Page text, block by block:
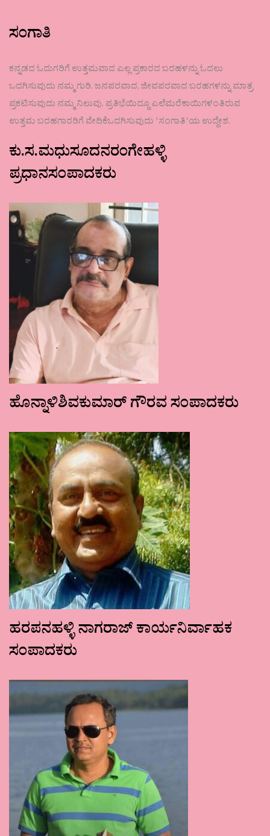
ಸಂಗಾತಿ
ಕನ್ನಡದ ಓದುಗರಿಗೆ ಉತ್ತಮವಾದ ಎಲ್ಲ ಪ್ರಕಾರದ ಬರಹಳನ್ನು ಓದಲು
ಒದಗಿಸುವುದು ನಮ್ಮ ಗುರಿ. ಜನಪರವಾದ, ಜೀವಪರವಾದ ಬರಹಗಳನ್ನು ಮಾತ್ರ
ಪ್ರಕಟಿಸುವುದು ನಮ್ಮ ನಿಲುವು. ಪ್ರತಿಭೆಯಿದ್ದೂ ಎಲೆಮರೆಕಾಯಿಗಳಂತಿರುವ
ಉತ್ತಮ ಬರಹಗಾರರಿಗೆ ವೇದಿಕೆಒದಗಿಸುವುದು ʼಸಂಗಾತಿʼಯ ಉದ್ದೇಶ.
ಕು.ಸ.ಮಧುಸೂದನರಂಗೇಹಳ್ಳಿ
ಪ್ರಧಾನಸಂಪಾದಕರು
ಹೊನ್ನಾಳಿಶಿವಕುಮಾರ್ ಗೌರವ ಸಂಪಾದಕರು
ಹರಪನಹಳ್ಳಿ ನಾಗರಾಜ್ ಕಾರ್ಯನಿರ್ವಾಹಕ
ಸಂಪಾದಕರು